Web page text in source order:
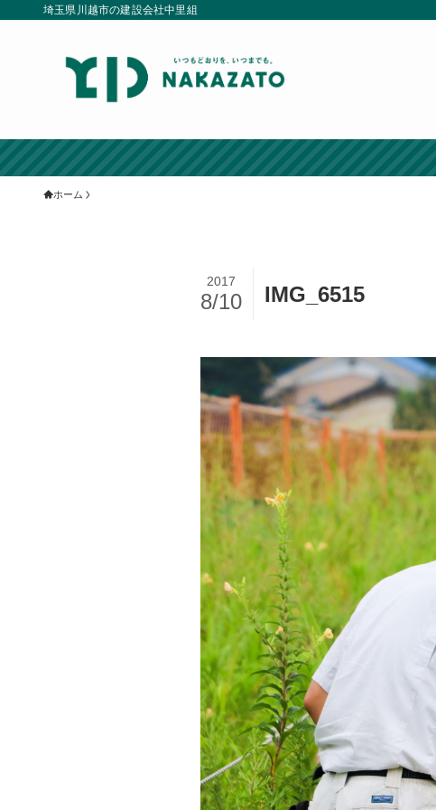
埼玉県川越市の建設会社中里組
ホーム
IMG_6515
2017
8/10